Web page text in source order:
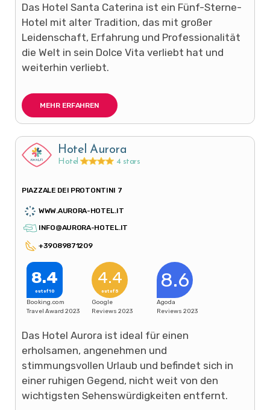
Das Hotel Santa Caterina ist ein Fünf-Sterne-
Hotel mit alter Tradition, das mit großer
Leidenschaft, Erfahrung und Professionalität
die Welt in sein Dolce Vita verliebt hat und
weiterhin verliebt.
MEHR ERFAHREN
Hotel Aurora
Hotel 4 stars
PIAZZALE DEI PROTONTINI 7
WWW.AURORA-HOTEL.IT
INFO@AURORA-HOTEL.IT
+39089871209
8.4
out of 10
Booking.com
Travel Award 2023
4.4
out of 5
Google
Reviews 2023
8.6
Agoda
Reviews 2023
Das Hotel Aurora ist ideal für einen
erholsamen, angenehmen und
stimmungsvollen Urlaub und befindet sich in
einer ruhigen Gegend, nicht weit von den
wichtigsten Sehenswürdigkeiten entfernt.